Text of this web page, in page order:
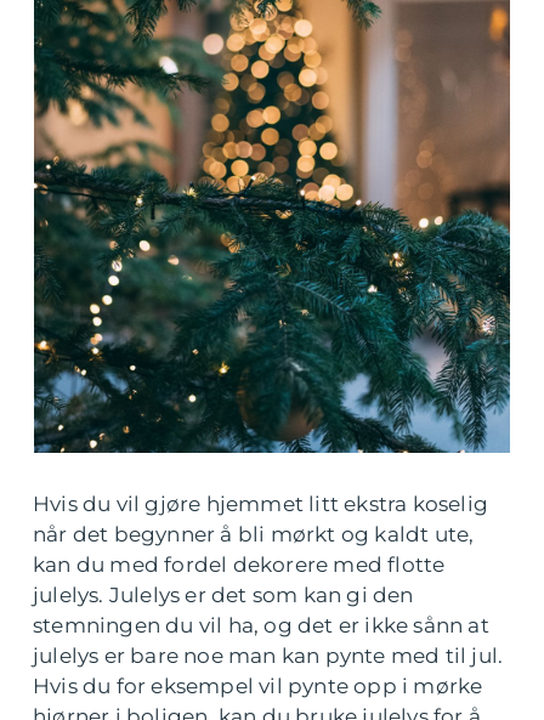
Hvis du vil gjøre hjemmet litt ekstra koselig
når det begynner å bli mørkt og kaldt ute,
kan du med fordel dekorere med flotte
julelys. Julelys er det som kan gi den
stemningen du vil ha, og det er ikke sånn at
julelys er bare noe man kan pynte med til jul.
Hvis du for eksempel vil pynte opp i mørke